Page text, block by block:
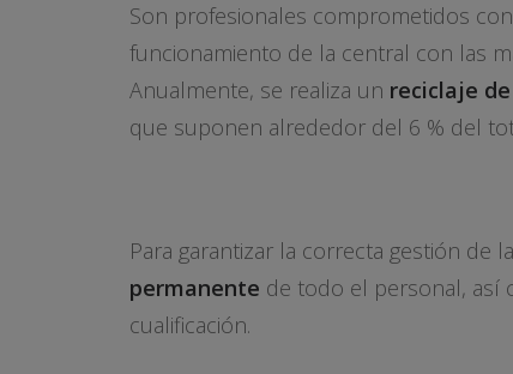
Son profesionales comprometidos
funcionamiento de la central con las
Anualmente, se realiza un reciclaje
que suponen alrededor del 6 % del
Para garantizar la correcta gestión de
permanente de todo el personal, así
cualificación.